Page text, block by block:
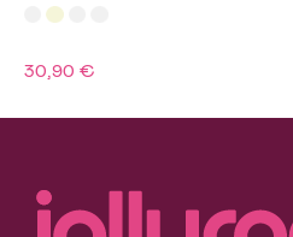
30,90 €